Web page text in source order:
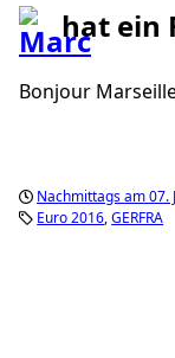
hat ein
Bonjour
Nachmittags am 07.
Euro 2016 GERFRA